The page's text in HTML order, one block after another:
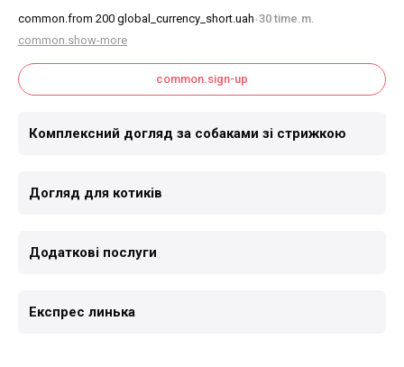
common.from 200 global_currency_short.uah•30 time.m.
common.show-more
common.sign-up
Комплексний догляд за собаками зі стрижкою
Догляд для котиків
Додаткові послуги
Експрес линька